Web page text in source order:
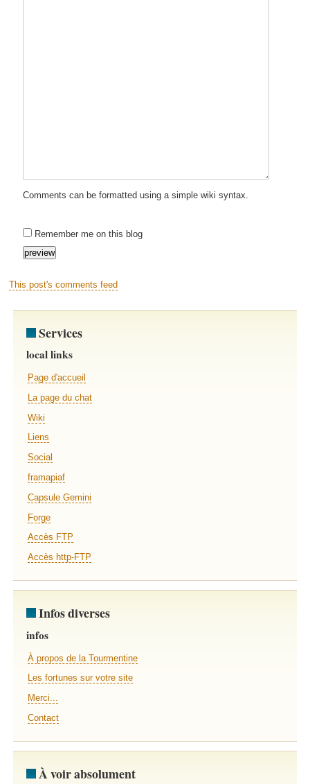
Comments can be formatted using a simple wiki syntax.
Remember me on this blog
This post's comments feed
Services
local links
Page d'accueil
La page du chat
Wiki
Liens
Social
framapiaf
Capsule Gemini
Forge
Accès FTP
Accès http-FTP
Infos diverses
infos
À propos de la Tourmentine
Les fortunes sur votre site
Merci...
Contact
À voir absolument